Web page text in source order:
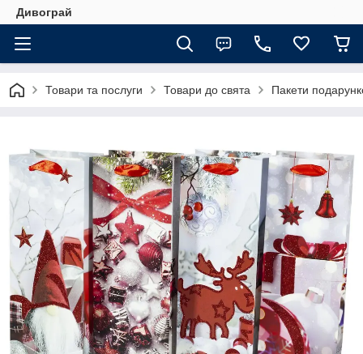
Дивограй
Товари та послуги Товари до свята Пакети